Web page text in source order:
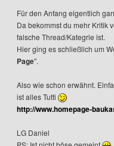
Für den Anfang eigentlich
Da bekommst du mehr Kritik
falsche Thread/Kategrie ist.
Hier ging es schließlich um
Page".
Also wie schon erwähnt.
ist alles Tutti
http://www.homepage-
LG Daniel